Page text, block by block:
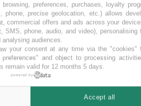
preferences, purchases, loyalty
phone, precise geolocation, etc.) allows
commercial offers and ads across your
SMS, phone, audio, and video), personalising
audiences.
your consent at any time via the "cookies"
and object to processing
remain valid for 12 months 5 days.
powered by
Accept all